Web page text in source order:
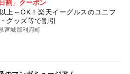
割」クーポン
上～OK！楽天イーグルスのユニフ
グッズ等で割引
宮城郡利府町